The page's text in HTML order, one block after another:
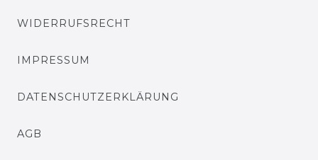
WIDERRUFSRECHT
IMPRESSUM
DATENSCHUTZERKLÄRUNG
AGB